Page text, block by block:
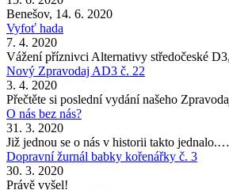
Benešov, 14. 6. 2020
Vyfoť hada
7. 4. 2020
Vážení příznivci Alternativy středočeské
Nový Zpravodaj AD3 č. 22
3. 4. 2020
Přečtěte si poslední vydání našeho
O nás bez nás?
31. 3. 2020
Již jednou se o nás v historii takto jednalo.…
Dopravní žurnál babky kořenářky č. 3
30. 3. 2020
Právě vyšel!